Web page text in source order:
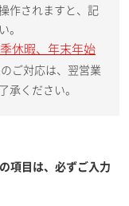
作されますと、記
。
休暇、年末年始
ご対応は、翌営業
承ください。
項目は、必ずご入力